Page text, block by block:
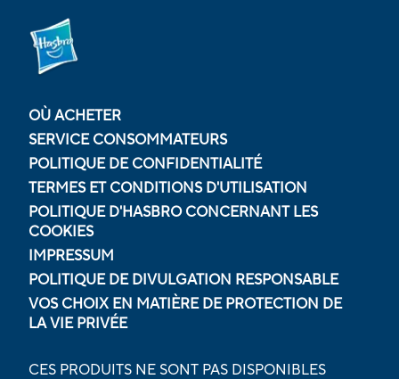
OÙ ACHETER
SERVICE CONSOMMATEURS
POLITIQUE DE CONFIDENTIALITÉ
TERMES ET CONDITIONS D'UTILISATION
POLITIQUE D'HASBRO CONCERNANT LES
COOKIES
IMPRESSUM
POLITIQUE DE DIVULGATION RESPONSABLE
VOS CHOIX EN MATIÈRE DE PROTECTION DE
LA VIE PRIVÉE
CES PRODUITS NE SONT PAS DISPONIBLES